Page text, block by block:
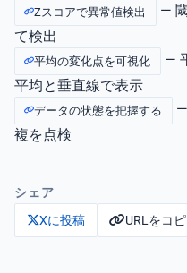
Zスコアで異常値検出
—
て検出
平均の変化点を可視化
—
平均と垂直線で表示
データの状態を把握する
複を点検
シェア
Xに投稿
URLをコ